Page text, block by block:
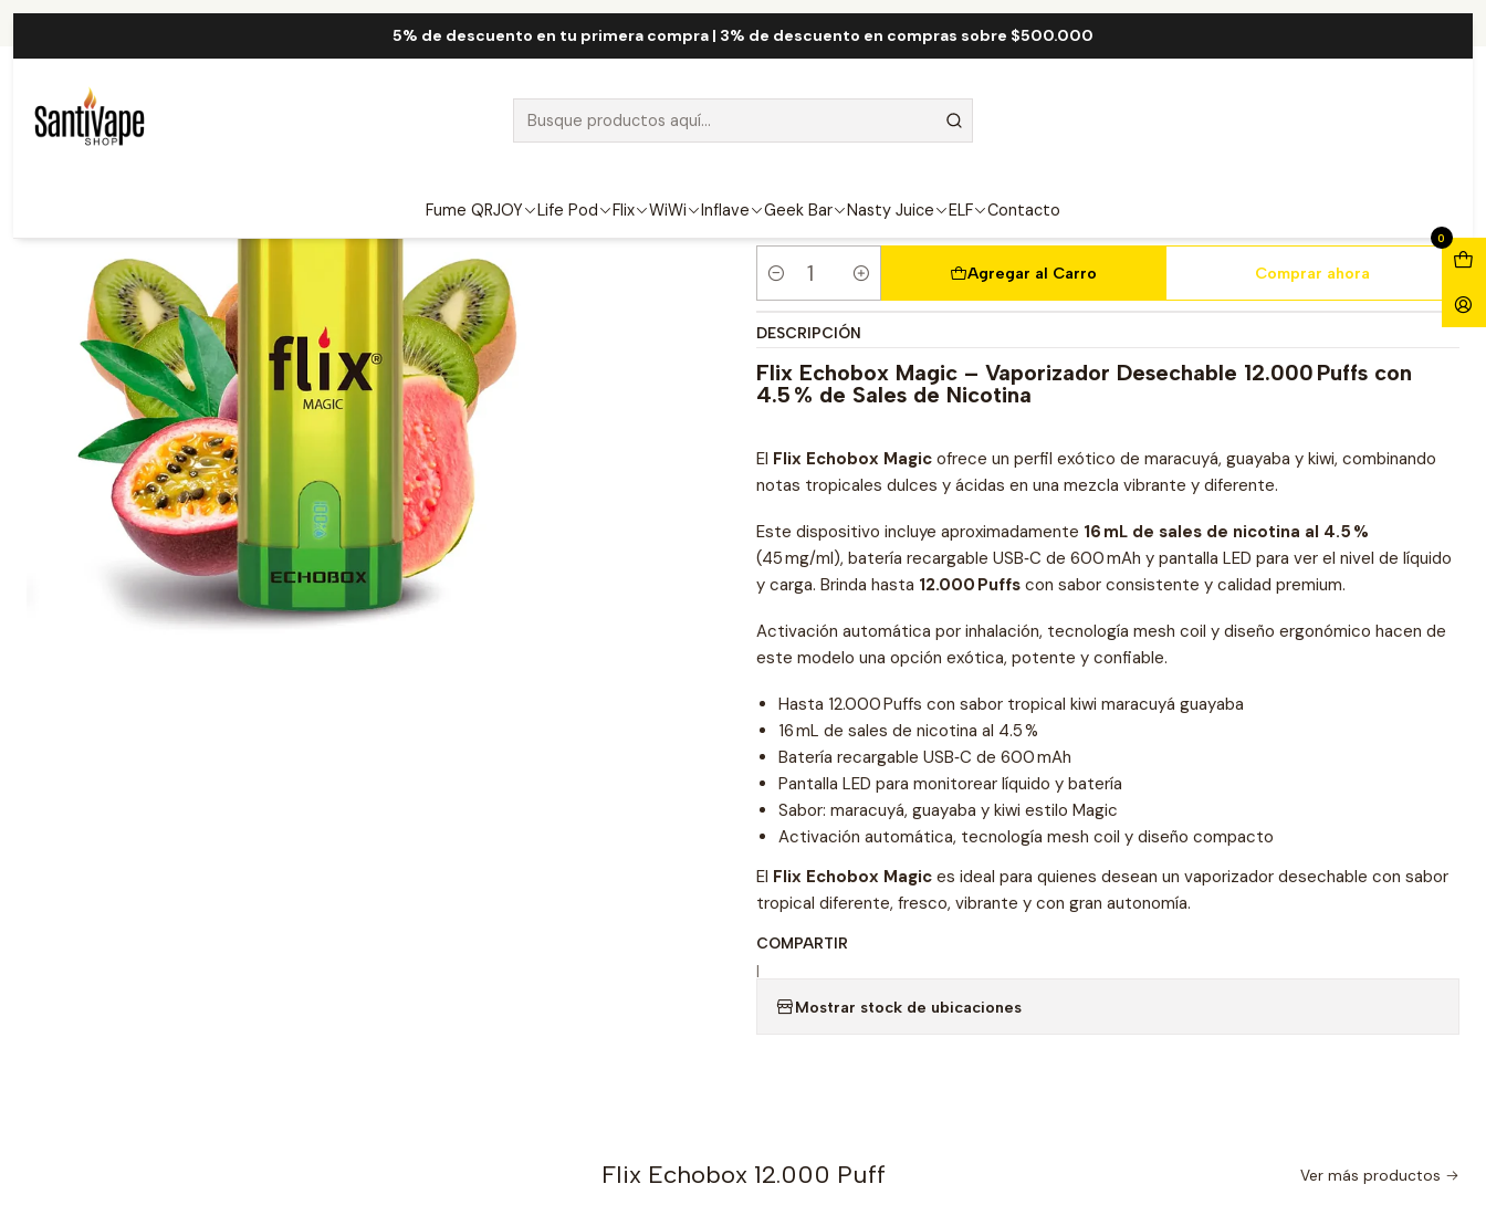
5% de descuento en tu primera compra | 3% de descuento en compras sobre $500.000
Fume QRJOY Life Pod Flix WiWi Inflave Geek Bar Nasty Juice ELF Contacto
0
Flix Echobox Magic 12000 Puff
Cantidad
Agregar al Carro Comprar ahora
DESCRIPCIÓN
Flix Echobox Magic – Vaporizador Desechable 12.000 Puffs con
4.5 % de Sales de Nicotina
El Flix Echobox Magic ofrece un perfil exótico de maracuyá, guayaba y kiwi, combinando
notas tropicales dulces y ácidas en una mezcla vibrante y diferente.
Este dispositivo incluye aproximadamente 16 mL de sales de nicotina al 4.5 %
(45 mg/ml), batería recargable USB‑C de 600 mAh y pantalla LED para ver el nivel de líquido
y carga. Brinda hasta 12.000 Puffs con sabor consistente y calidad premium.
Activación automática por inhalación, tecnología mesh coil y diseño ergonómico hacen de
este modelo una opción exótica, potente y confiable.
Hasta 12.000 Puffs con sabor tropical kiwi maracuyá guayaba
16 mL de sales de nicotina al 4.5 %
Batería recargable USB‑C de 600 mAh
Pantalla LED para monitorear líquido y batería
Sabor: maracuyá, guayaba y kiwi estilo Magic
Activación automática, tecnología mesh coil y diseño compacto
El Flix Echobox Magic es ideal para quienes desean un vaporizador desechable con sabor
tropical diferente, fresco, vibrante y con gran autonomía.
COMPARTIR
|
Mostrar stock de ubicaciones
Flix Echobox 12.000 Puff Ver más productos